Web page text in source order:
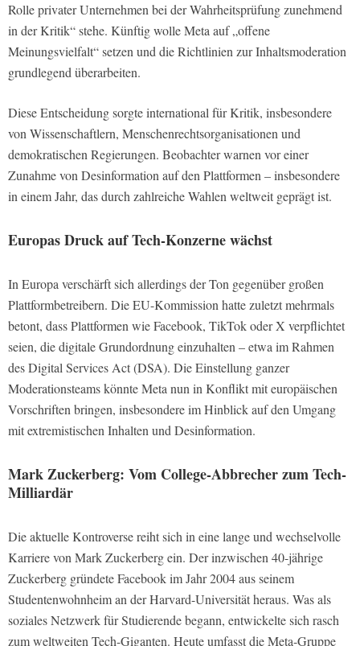
Rolle privater Unternehmen bei der Wahrheitsprüfung zunehmend
in der Kritik“ stehe. Künftig wolle Meta auf „offene
Meinungsvielfalt“ setzen und die Richtlinien zur Inhaltsmoderation
grundlegend überarbeiten.
Diese Entscheidung sorgte international für Kritik, insbesondere
von Wissenschaftlern, Menschenrechtsorganisationen und
demokratischen Regierungen. Beobachter warnen vor einer
Zunahme von Desinformation auf den Plattformen – insbesondere
in einem Jahr, das durch zahlreiche Wahlen weltweit geprägt ist.
Europas Druck auf Tech-Konzerne wächst
In Europa verschärft sich allerdings der Ton gegenüber großen
Plattformbetreibern. Die EU-Kommission hatte zuletzt mehrmals
betont, dass Plattformen wie Facebook, TikTok oder X verpflichtet
seien, die digitale Grundordnung einzuhalten – etwa im Rahmen
des Digital Services Act (DSA). Die Einstellung ganzer
Moderationsteams könnte Meta nun in Konflikt mit europäischen
Vorschriften bringen, insbesondere im Hinblick auf den Umgang
mit extremistischen Inhalten und Desinformation.
Mark Zuckerberg: Vom College-Abbrecher zum Tech-
Milliardär
Die aktuelle Kontroverse reiht sich in eine lange und wechselvolle
Karriere von Mark Zuckerberg ein. Der inzwischen 40-jährige
Zuckerberg gründete Facebook im Jahr 2004 aus seinem
Studentenwohnheim an der Harvard-Universität heraus. Was als
soziales Netzwerk für Studierende begann, entwickelte sich rasch
zum weltweiten Tech-Giganten. Heute umfasst die Meta-Gruppe